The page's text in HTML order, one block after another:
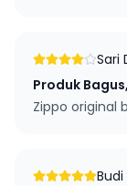
Sari
Produk
Zippo original